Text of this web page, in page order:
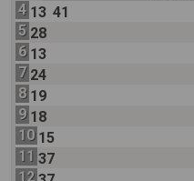
4 13 41
5 28
6 13
7 24
8 19
9 18
10 15
11 37
12